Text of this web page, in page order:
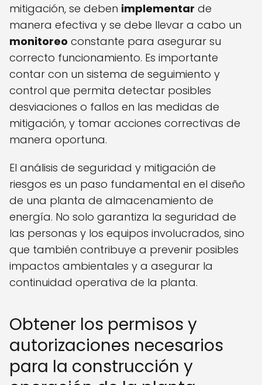
mitigación, se deben implementar de
manera efectiva y se debe llevar a cabo un
monitoreo constante para asegurar su
correcto funcionamiento. Es importante
contar con un sistema de seguimiento y
control que permita detectar posibles
desviaciones o fallos en las medidas de
mitigación, y tomar acciones correctivas de
manera oportuna.
El análisis de seguridad y mitigación de
riesgos es un paso fundamental en el diseño
de una planta de almacenamiento de
energía. No solo garantiza la seguridad de
las personas y los equipos involucrados, sino
que también contribuye a prevenir posibles
impactos ambientales y a asegurar la
continuidad operativa de la planta.
Obtener los permisos y
autorizaciones necesarios
para la construcción y